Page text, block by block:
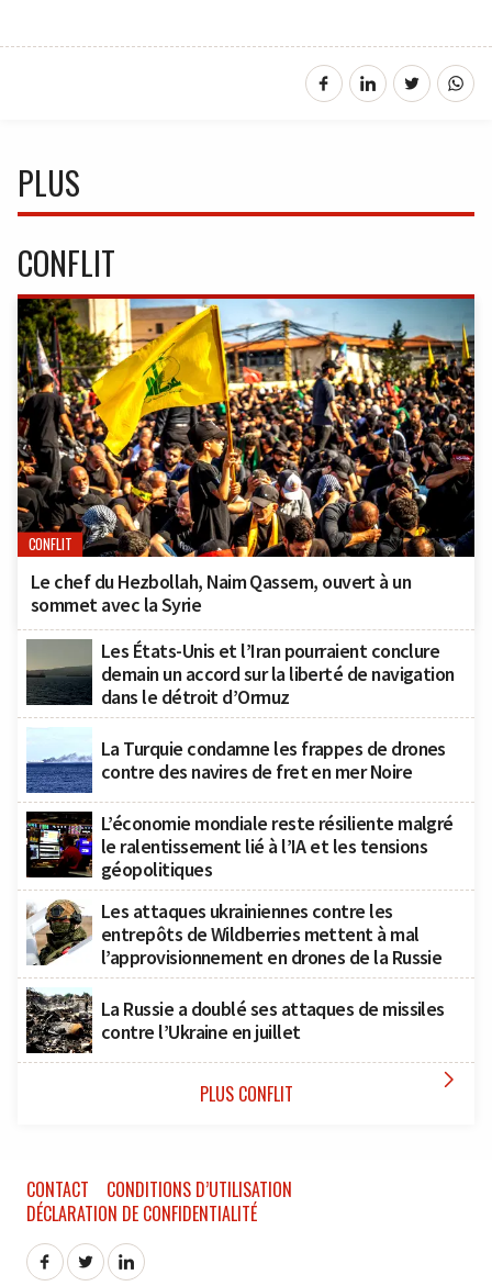
PLUS
CONFLIT
CONFLIT
Le chef du Hezbollah, Naim Qassem, ouvert à un
sommet avec la Syrie
Les États-Unis et l’Iran pourraient conclure
demain un accord sur la liberté de navigation
dans le détroit d’Ormuz
La Turquie condamne les frappes de drones
contre des navires de fret en mer Noire
L’économie mondiale reste résiliente malgré
le ralentissement lié à l’IA et les tensions
géopolitiques
Les attaques ukrainiennes contre les
entrepôts de Wildberries mettent à mal
l’approvisionnement en drones de la Russie
La Russie a doublé ses attaques de missiles
contre l’Ukraine en juillet
PLUS CONFLIT 
CONTACT
CONDITIONS D’UTILISATION
DÉCLARATION DE CONFIDENTIALITÉ